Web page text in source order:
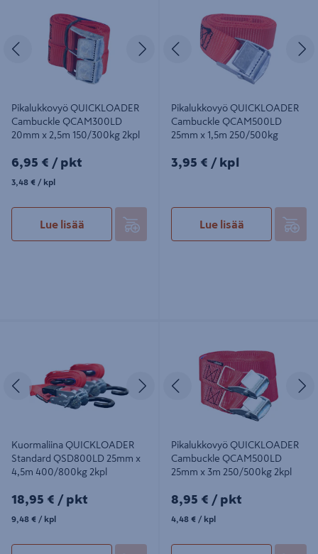
2,5m 150/300kg 2kpl
Edellinen Seuraava
Pikalukkovyö QUICKLOADER
Cambuckle QCAM300LD
20mm x 2,5m 150/300kg 2kpl
6,95€/pkt
6,95 € / pkt
3,48€/kpl
3,48 € / kpl
Lue lisää
1,5m 250/500kg
Edellinen
Pikalukkovyö QUICKLOADER
Cambuckle QCAM500LD
25mm x 1,5m 250/500kg
3,95€/kpl
3,95 € / kpl
Lue lisää
Edellinen Seuraava
Kuormaliina QUICKLOADER
Standard QSD800LD 25mm x
4,5m 400/800kg 2kpl
18,95€/pkt
18,95 € / pkt
9,48€/kpl
9,48 € / kpl
3m 250/500kg 2kpl
Edellinen
Pikalukkovyö QUICKLOADER
Cambuckle QCAM500LD
25mm x 3m 250/500kg 2kpl
8,95€/pkt
8,95 € / pkt
4,48€/kpl
4,48 € / kpl